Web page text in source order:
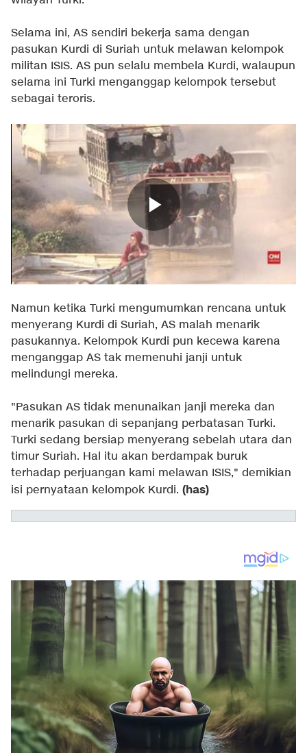
Selama ini, AS sendiri bekerja sama dengan
pasukan Kurdi di Suriah untuk melawan kelompok
militan ISIS. AS pun selalu membela Kurdi, walaupun
selama ini Turki menganggap kelompok tersebut
sebagai teroris.
Namun ketika Turki mengumumkan rencana untuk
menyerang Kurdi di Suriah, AS malah menarik
pasukannya. Kelompok Kurdi pun kecewa karena
menganggap AS tak memenuhi janji untuk
melindungi mereka.
"Pasukan AS tidak menunaikan janji mereka dan
menarik pasukan di sepanjang perbatasan Turki.
Turki sedang bersiap menyerang sebelah utara dan
timur Suriah. Hal itu akan berdampak buruk
terhadap perjuangan kami melawan ISIS," demikian
isi pernyataan kelompok Kurdi. (has)